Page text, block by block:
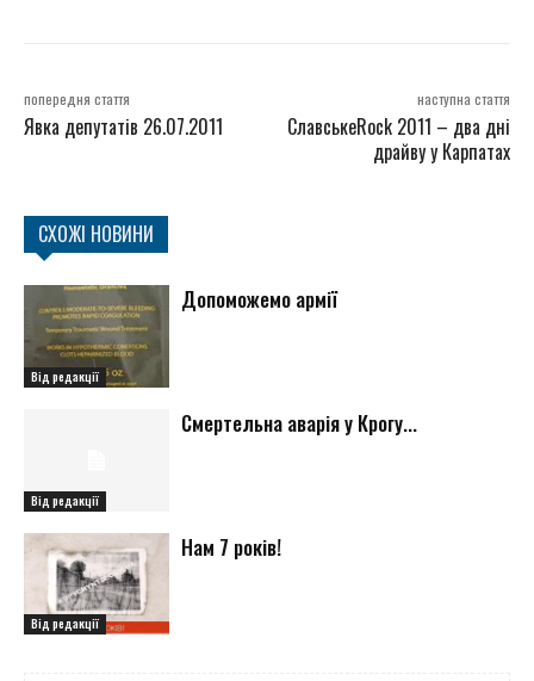
попередня стаття
Явка депутатів 26.07.2011
наступна стаття
СлавськеRock 2011 – два дні
драйву у Карпатах
СХОЖІ НОВИНИ
Від редакції
Допоможемо армії
Від редакції
Смертельна аварія у Крогу...
Від редакції
Нам 7 років!